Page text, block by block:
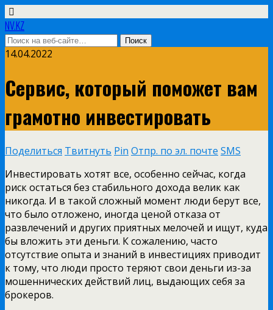
NV.KZ
14.04.2022
Сервис, который поможет вам
грамотно инвестировать
Поделиться Твитнуть Pin Отпр. по эл. почте SMS
Инвестировать хотят все, особенно сейчас, когда
риск остаться без стабильного дохода велик как
никогда. И в такой сложный момент люди берут все,
что было отложено, иногда ценой отказа от
развлечений и других приятных мелочей и ищут, куда
бы вложить эти деньги. К сожалению, часто
отсутствие опыта и знаний в инвестициях приводит
к тому, что люди просто теряют свои деньги из-за
мошеннических действий лиц, выдающих себя за
брокеров.